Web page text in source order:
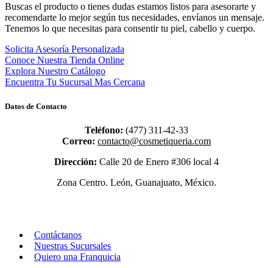
Buscas el producto o tienes dudas estamos listos para asesorarte y
recomendarte lo mejor según tus necesidades, envíanos un mensaje.
Tenemos lo que necesitas para consentir tu piel, cabello y cuerpo.
Solicita Asesoría Personalizada
Conoce Nuestra Tienda Online
Explora Nuestro Catálogo
Encuentra Tu Sucursal Mas Cercana
Datos de Contacto
Teléfono: (477) 311-42-33
Correo: contacto@cosmetiqueria.com
Dirección: Calle 20 de Enero #306 local 4
Zona Centro. León, Guanajuato, México.
Contáctanos
Nuestras Sucursales
Quiero una Franquicia